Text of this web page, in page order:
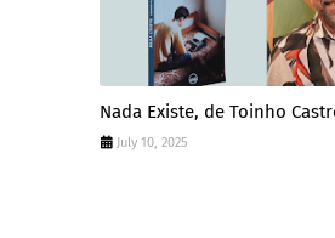
Nada Existe, de Toinho
July 10, 2025